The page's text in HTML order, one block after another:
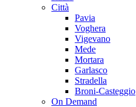
Città
Pavia
Voghera
Vigevano
Mede
Mortara
Garlasco
Stradella
Broni-Casteggio
On Demand